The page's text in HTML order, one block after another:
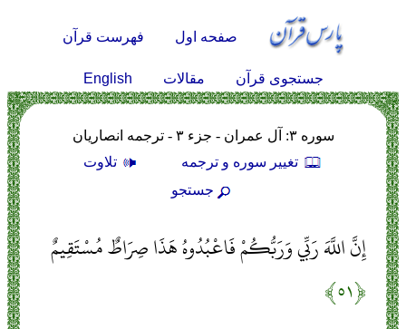
صفحه اول فهرست قرآن
جستجوی قرآن مقالات English
سوره ۳: آل عمران - جزء ۳ - ترجمه انصاریان
تغيير سوره و ترجمه
تلاوت
جستجو
إِنَّ اللَّهَ رَبِّي وَرَبُّكُمْ فَاعْبُدُوهُ هَذَا صِرَاطٌ مُسْتَقِيمٌ
﴿۵۱﴾